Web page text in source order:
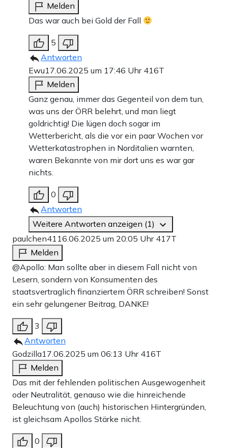
Melden
Das war auch bei Gold der Fall
5
Antworten
Ewu17.06.2025 um 17:46 Uhr 416T
Melden
Ganz genau, immer das Gegenteil von dem tun,
was uns der ÖRR belehrt, und man liegt
goldrichtig! Die lügen doch sogar im
Wetterbericht, als die vor ein paar Wochen vor
Wetterkatastrophen in Norditalien warnten,
waren Bekannte von mir dort uns es war gar
nichts.
0
Antworten
Weitere Antworten anzeigen (1)
paulchen41 16.06.2025 um 20:05 Uhr 417T
Melden
@Apollo: Man sollte aber in diesem Fall nicht von
Lesern, sondern von Konsumenten des
staatsvertraglich finanziertem ÖRR schreiben! Sonst
ein sehr gelungener Beitrag, DANKE!
3
Antworten
Godzilla17.06.2025 um 06:13 Uhr 416T
Melden
Das mit der fehlenden politischen Ausgewogenheit
oder Neutralität, genauso wie die hinreichende
Beleuchtung von (auch) historischen Hintergründen,
ist gleichsam Apollos Stärke nicht.
0